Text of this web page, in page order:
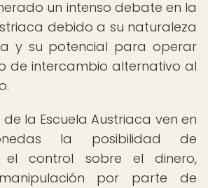
un intenso debate en la
debido a su naturaleza
y su potencial para operar
de intercambio alternativo al
la Escuela Austriaca ven en
la posibilidad de
el control sobre el dinero,
por parte de